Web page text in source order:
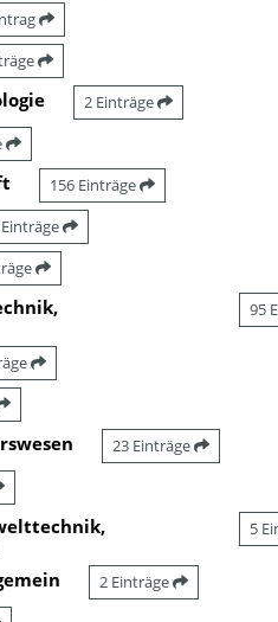
2 Einträge
156 Einträge
95
23 Einträge
5
2 Einträge